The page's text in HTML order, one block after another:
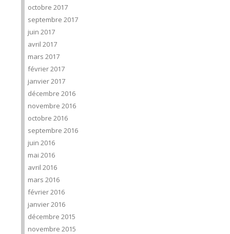
octobre 2017
septembre 2017
juin 2017
avril 2017
mars 2017
février 2017
janvier 2017
décembre 2016
novembre 2016
octobre 2016
septembre 2016
juin 2016
mai 2016
avril 2016
mars 2016
février 2016
janvier 2016
décembre 2015
novembre 2015